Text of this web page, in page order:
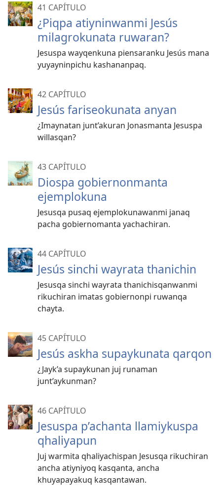
41 CAPÍTULO
¿Piqpa atiyninwanmi Jesús
milagrokunata ruwaran?
Jesuspa wayqenkuna piensaranku Jesús mana
yuyayninpichu kashananpaq.
42 CAPÍTULO
Jesús fariseokunata anyan
¿Imaynatan junt’akuran Jonasmanta Jesuspa
willasqan?
43 CAPÍTULO
Diospa gobiernonmanta
ejemplokuna
Jesusqa pusaq ejemplokunawanmi janaq
pacha gobiernomanta yachachiran.
44 CAPÍTULO
Jesús sinchi wayrata thanichin
Jesusqa sinchi wayrata thanichisqanwanmi
rikuchiran imatas gobiernonpi ruwanqa
chayta.
45 CAPÍTULO
Jesús askha supaykunata qarqon
¿Jayk’a supaykunan juj runaman
junt’aykunman?
46 CAPÍTULO
Jesuspa p’achanta llamiykuspa
qhaliyapun
Juj warmita qhaliyachispan Jesusqa rikuchiran
ancha atiyniyoq kasqanta, ancha
khuyapayakuq kasqantawan.